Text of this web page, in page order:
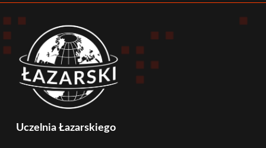
Uczelnia Łazarskiego